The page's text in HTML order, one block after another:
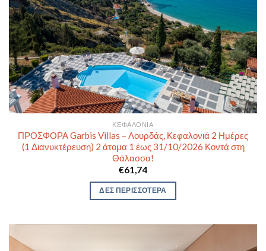
ΚΕΦΑΛΟΝΙΆ
ΠΡΟΣΦΟΡΑ Garbis Villas – Λουρδάς, Κεφαλονιά 2 Ημέρες
(1 Διανυκτέρευση) 2 άτομα 1 έως 31/10/2026 Κοντά στη
Θάλασσα!
€61,74
ΔΕΣ ΠΕΡΙΣΣΟΤΕΡΑ